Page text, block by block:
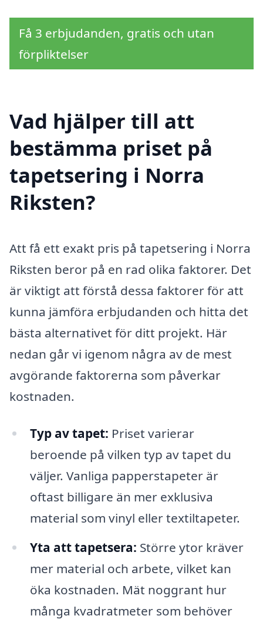
Få 3 erbjudanden, gratis och utan
förpliktelser
Vad hjälper till att
bestämma priset på
tapetsering i Norra
Riksten?
Att få ett exakt pris på tapetsering i Norra
Riksten beror på en rad olika faktorer. Det
är viktigt att förstå dessa faktorer för att
kunna jämföra erbjudanden och hitta det
bästa alternativet för ditt projekt. Här
nedan går vi igenom några av de mest
avgörande faktorerna som påverkar
kostnaden.
Typ av tapet: Priset varierar
beroende på vilken typ av tapet du
väljer. Vanliga papperstapeter är
oftast billigare än mer exklusiva
material som vinyl eller textiltapeter.
Yta att tapetsera: Större ytor kräver
mer material och arbete, vilket kan
öka kostnaden. Mät noggrant hur
många kvadratmeter som behöver